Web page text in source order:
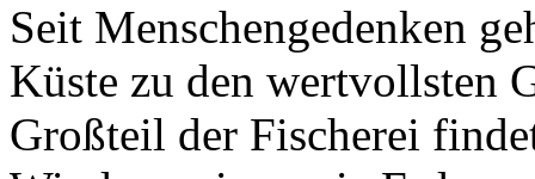
Seit Menschengedenken
Küste zu den wertvollsten
Großteil der Fischerei